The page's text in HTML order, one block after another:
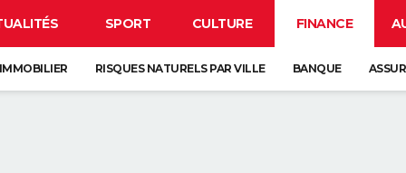
SPORT CULTURE FINANCE
RISQUES NATURELS PAR VILLE BANQUE